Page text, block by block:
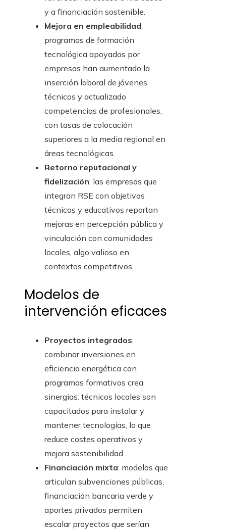
y a financiación sostenible.
Mejora en empleabilidad:
programas de formación
tecnológica apoyados por
empresas han aumentado la
inserción laboral de jóvenes
técnicos y actualizado
competencias de profesionales,
con tasas de colocación
superiores a la media regional en
áreas tecnológicas.
Retorno reputacional y
fidelización: las empresas que
integran RSE con objetivos
técnicos y educativos reportan
mejoras en percepción pública y
vinculación con comunidades
locales, algo valioso en
contextos competitivos.
Modelos de
intervención eficaces
Proyectos integrados:
combinar inversiones en
eficiencia energética con
programas formativos crea
sinergias: técnicos locales son
capacitados para instalar y
mantener tecnologías, lo que
reduce costes operativos y
mejora sostenibilidad.
Financiación mixta: modelos que
articulan subvenciones públicas,
financiación bancaria verde y
aportes privados permiten
escalar proyectos que serían